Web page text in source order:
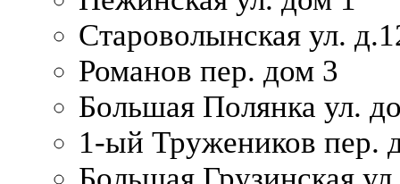
Староволынская ул.
Романов пер. дом 3
Большая Полянка ул.
1-ый Тружеников пер.